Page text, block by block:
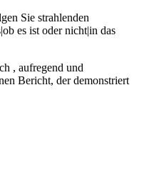
Sie strahlenden
es ist oder nicht|in das
, aufregend und
Bericht, der demonstriert